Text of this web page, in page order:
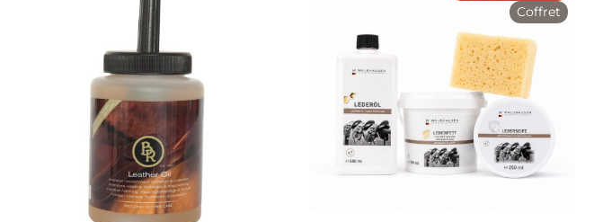
Coffret